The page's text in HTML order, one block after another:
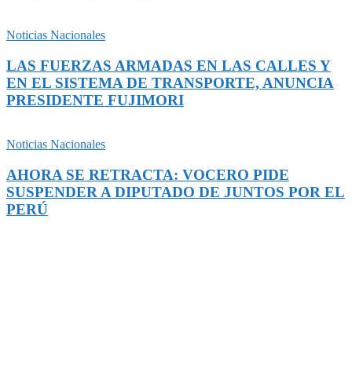
Noticias Nacionales
LAS FUERZAS ARMADAS EN LAS CALLES Y
EN EL SISTEMA DE TRANSPORTE, ANUNCIA
PRESIDENTE FUJIMORI
Noticias Nacionales
AHORA SE RETRACTA: VOCERO PIDE
SUSPENDER A DIPUTADO DE JUNTOS POR EL
PERÚ